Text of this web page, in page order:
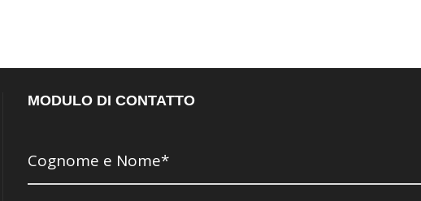
MODULO DI CONTATTO